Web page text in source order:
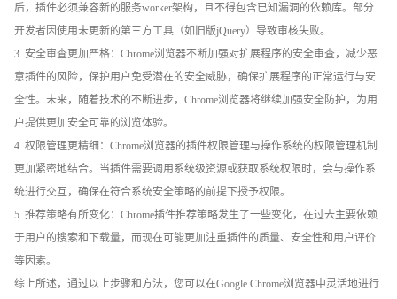
后，插件必须兼容新的服务worker架构，且不得包含已知漏洞的依赖库。部分
开发者因使用未更新的第三方工具（如旧版jQuery）导致审核失败。
3. 安全审查更加严格：Chrome浏览器不断加强对扩展程序的安全审查，减少恶
意插件的风险，保护用户免受潜在的安全威胁，确保扩展程序的正常运行与安
全性。未来，随着技术的不断进步，Chrome浏览器将继续加强安全防护，为用
户提供更加安全可靠的浏览体验。
4. 权限管理更精细：Chrome浏览器的插件权限管理与操作系统的权限管理机制
更加紧密地结合。当插件需要调用系统级资源或获取系统权限时，会与操作系
统进行交互，确保在符合系统安全策略的前提下授予权限。
5. 推荐策略有所变化：Chrome插件推荐策略发生了一些变化，在过去主要依赖
于用户的搜索和下载量，而现在可能更加注重插件的质量、安全性和用户评价
等因素。
综上所述，通过以上步骤和方法，您可以在Google Chrome浏览器中灵活地进行